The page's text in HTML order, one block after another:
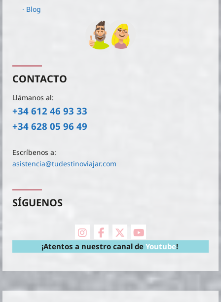
· Blog
CONTACTO
Llámanos al:
+34 612 46 93 33
+34 628 05 96 49
Escríbenos a:
asistencia@tudestinoviajar.com
SÍGUENOS
instagramfacebookX Twitter
¡Atentos a nuestro canal de Youtube!